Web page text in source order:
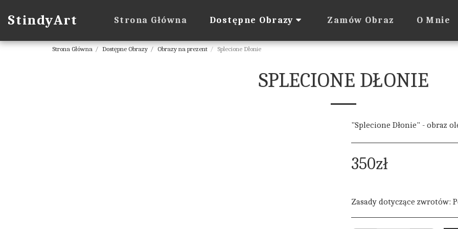
StindyArt Strona Główna Dostępne Obrazy Zamów Obraz O Mnie
Strona Główna Dostępne Obrazy Obrazy na prezent Splecione Dłonie
SPLECIONE DŁONIE
"Splecione Dłonie" - obraz
350zł
Zasady dotyczące zwrotów: Polityka zwrotów 1. Prawo odstąpienia od umowy przysługuje: Kupującemu będącemu konsumentem Kupującemu będącemu osobą fizyczną, zawierającemu umowę bezpośrednio związaną z jego